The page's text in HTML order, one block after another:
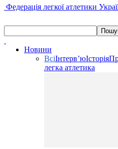
Федерація легкої атлетики
Новини
ВсіІнтерв’юІсторія
легка атлетика